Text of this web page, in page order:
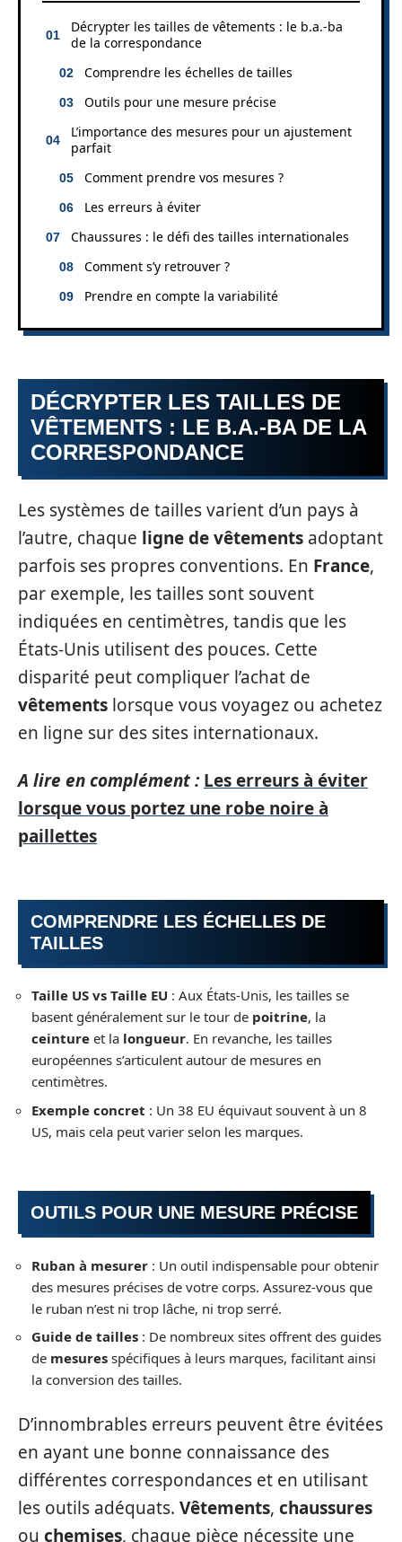
Décrypter les tailles de vêtements : le b.a.-ba
de la correspondance
Comprendre les échelles de tailles
Outils pour une mesure précise
L’importance des mesures pour un ajustement
parfait
Comment prendre vos mesures ?
Les erreurs à éviter
Chaussures : le défi des tailles internationales
Comment s’y retrouver ?
Prendre en compte la variabilité
DÉCRYPTER LES TAILLES DE
VÊTEMENTS : LE B.A.-BA DE LA
CORRESPONDANCE
Les systèmes de tailles varient d’un pays à
l’autre, chaque ligne de vêtements adoptant
parfois ses propres conventions. En France,
par exemple, les tailles sont souvent
indiquées en centimètres, tandis que les
États-Unis utilisent des pouces. Cette
disparité peut compliquer l’achat de
vêtements lorsque vous voyagez ou achetez
en ligne sur des sites internationaux.
A lire en complément : Les erreurs à éviter
lorsque vous portez une robe noire à
paillettes
COMPRENDRE LES ÉCHELLES DE
TAILLES
Taille US vs Taille EU : Aux États-Unis, les tailles se
basent généralement sur le tour de poitrine, la
ceinture et la longueur. En revanche, les tailles
européennes s’articulent autour de mesures en
centimètres.
Exemple concret : Un 38 EU équivaut souvent à un 8
US, mais cela peut varier selon les marques.
OUTILS POUR UNE MESURE PRÉCISE
Ruban à mesurer : Un outil indispensable pour obtenir
des mesures précises de votre corps. Assurez-vous que
le ruban n’est ni trop lâche, ni trop serré.
Guide de tailles : De nombreux sites offrent des guides
de mesures spécifiques à leurs marques, facilitant ainsi
la conversion des tailles.
D’innombrables erreurs peuvent être évitées
en ayant une bonne connaissance des
différentes correspondances et en utilisant
les outils adéquats. Vêtements, chaussures
ou chemises, chaque pièce nécessite une